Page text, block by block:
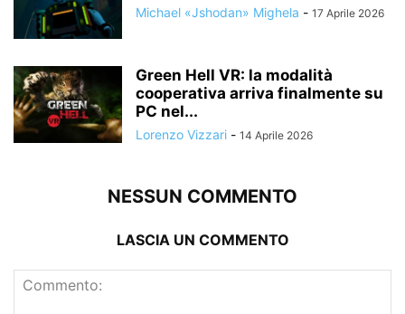
Michael «Jshodan» Mighela - 17 Aprile 2026
Green Hell VR: la modalità
cooperativa arriva finalmente su
PC nel...
Lorenzo Vizzari - 14 Aprile 2026
NESSUN COMMENTO
LASCIA UN COMMENTO